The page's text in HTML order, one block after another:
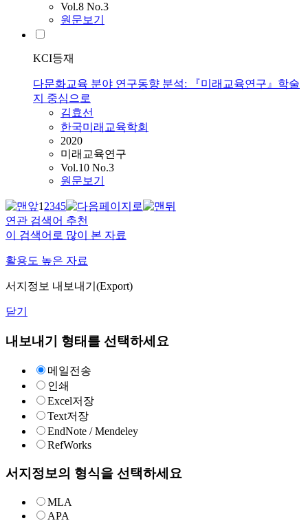
Vol.8 No.3
원문보기
KCI등재
다문화교육 분야 연구동향 분석: 『미래교육연구』학술
지 중심으로
김효선
한국미래교육학회
2020
미래교육연구
Vol.10 No.3
원문보기
12345
연관 검색어 추천
이 검색어로 많이 본 자료
활용도 높은 자료
서지정보 내보내기(Export)
닫기
내보내기 형태를 선택하세요
메일전송
인쇄
Excel저장
Text저장
EndNote / Mendeley
RefWorks
서지정보의 형식을 선택하세요
MLA
APA